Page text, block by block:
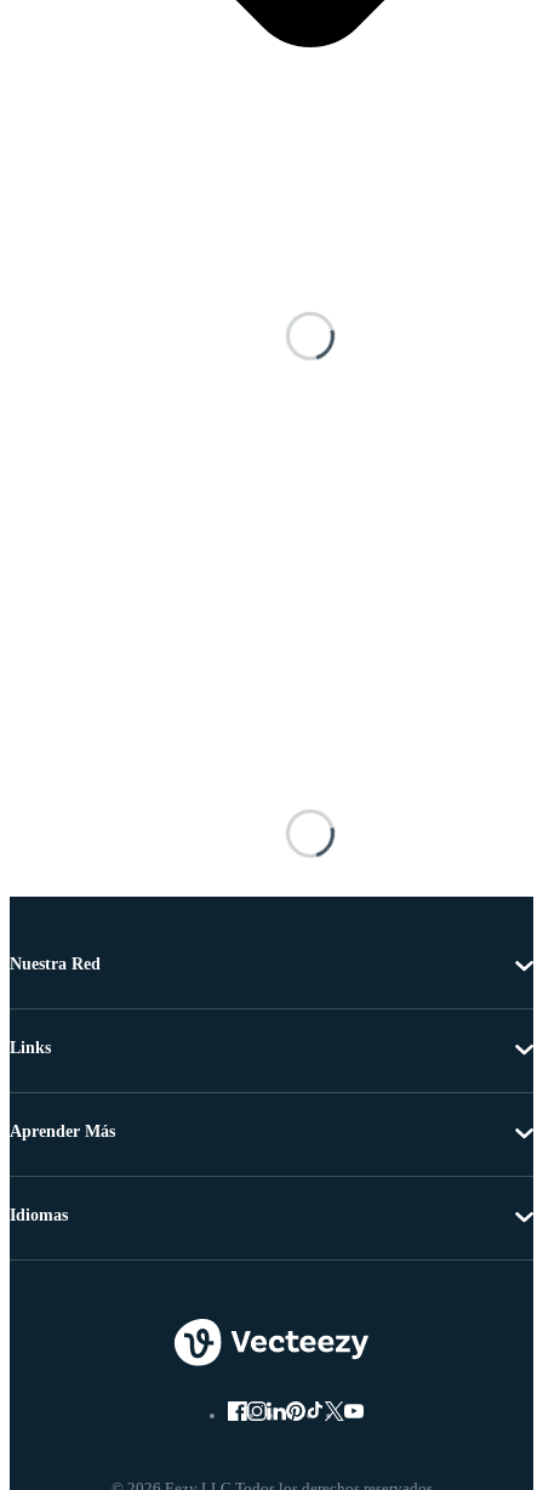
Nuestra Red
Links
Aprender Más
Idiomas